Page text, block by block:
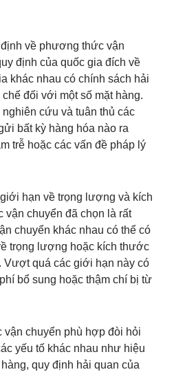
về phương thức vận
định của quốc gia đích về
khác nhau có chính sách hải
đối với một số mặt hàng.
cứu và tuân thủ các
bất kỳ hàng hóa nào ra
trễ hoặc các vấn đề pháp lý
hạn về trọng lượng và kích
chuyển đã chọn là rất
chuyển khác nhau có thể có
trọng lượng hoặc kích thước
Vượt quá các giới hạn này có
bổ sung hoặc thậm chí bị từ
chuyển phù hợp đòi hỏi
yếu tố khác nhau như hiệu
quy định hải quan của